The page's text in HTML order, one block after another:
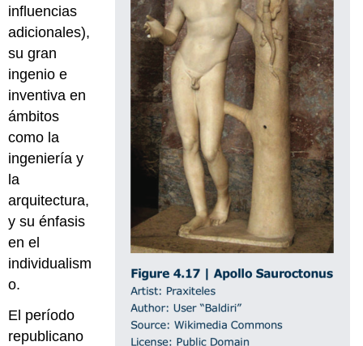
influencias
adicionales),
su gran
ingenio e
inventiva en
ámbitos
como la
ingeniería y
la
arquitectura,
y su énfasis
en el
individualism
o.
El período
republicano